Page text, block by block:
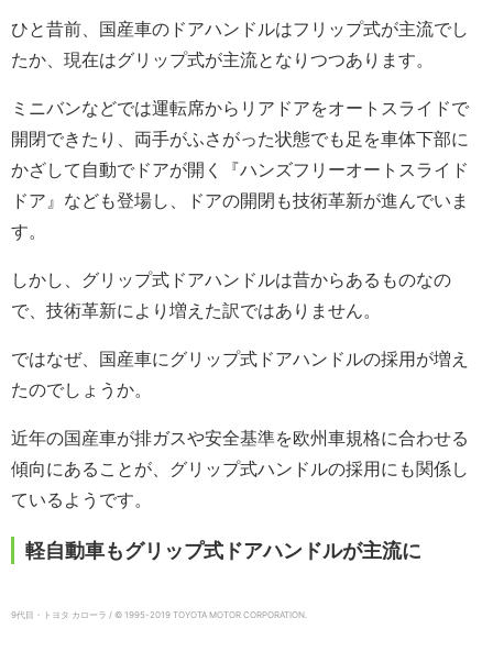
ひと昔前、国産車のドアハンドルはフリップ式が主流でし
たか、現在はグリップ式が主流となりつつあります。
ミニバンなどでは運転席からリアドアをオートスライドで
開閉できたり、両手がふさがった状態でも足を車体下部に
かざして自動でドアが開く『ハンズフリーオートスライド
ドア』なども登場し、ドアの開閉も技術革新が進んでいま
す。
しかし、グリップ式ドアハンドルは昔からあるものなの
で、技術革新により増えた訳ではありません。
ではなぜ、国産車にグリップ式ドアハンドルの採用が増え
たのでしょうか。
近年の国産車が排ガスや安全基準を欧州車規格に合わせる
傾向にあることが、グリップ式ハンドルの採用にも関係し
ているようです。
軽自動車もグリップ式ドアハンドルが主流に
9代目・トヨタ カローラ / © 1995-2019 TOYOTA MOTOR CORPORATION.